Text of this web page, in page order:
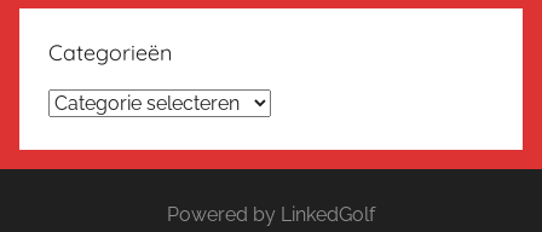
Categorieën
Categorieën
Powered by LinkedGolf